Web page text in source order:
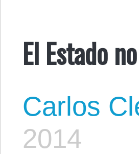
El Estado
Carlos
2014